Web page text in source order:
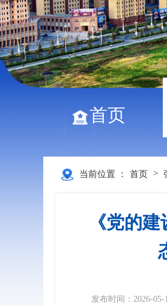
首页
当前位置 ： 首页 >
《党的
发布时间：2026-05-